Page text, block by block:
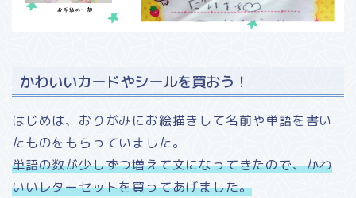
かわいいカードやシールを買おう！
はじめは、おりがみにお絵描きして名前や単語を書い
たものをもらっていました。
単語の数が少しずつ増えて文になってきたので、かわ
いいレターセットを買ってあげました。